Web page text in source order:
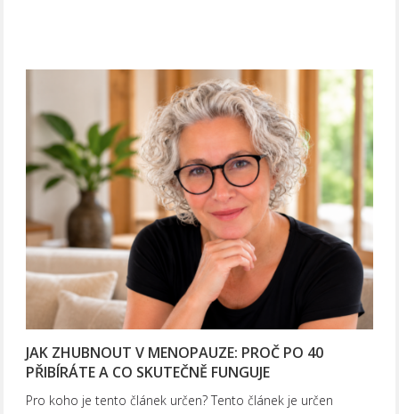
JAK ZHUBNOUT V MENOPAUZE: PROČ PO 40
PŘIBÍRÁTE A CO SKUTEČNĚ FUNGUJE
Pro koho je tento článek určen? Tento článek je určen